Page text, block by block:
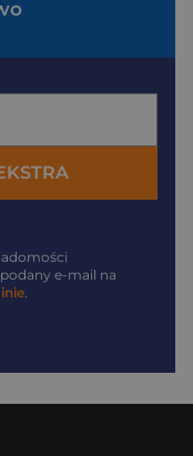
e-mail na